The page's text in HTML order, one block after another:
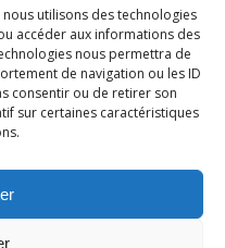
utilisons des technologies
accéder aux informations des
nous permettra de
de navigation ou les ID
consentir ou de retirer son
sur certaines caractéristiques
Loupian. Un service